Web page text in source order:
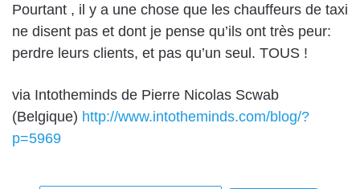
Pourtant , il y a une chose que les chauffeurs de taxi
ne disent pas et dont je pense qu’ils ont très peur:
perdre leurs clients, et pas qu’un seul. TOUS !
via Intotheminds de Pierre Nicolas Scwab
(Belgique) http://www.intotheminds.com/blog/?
p=5969